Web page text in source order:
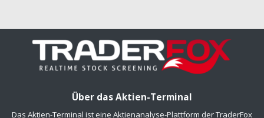
Über das Aktien-Terminal
Das Aktien-Terminal ist eine Aktienanalyse-Plattform der TraderFox